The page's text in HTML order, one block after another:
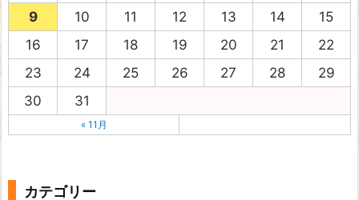
9
10 11 12 13 14
15
16
17 18 19 20 21
22
23
24 25 26 27 28
29
30
31
« 11月
カテゴリー